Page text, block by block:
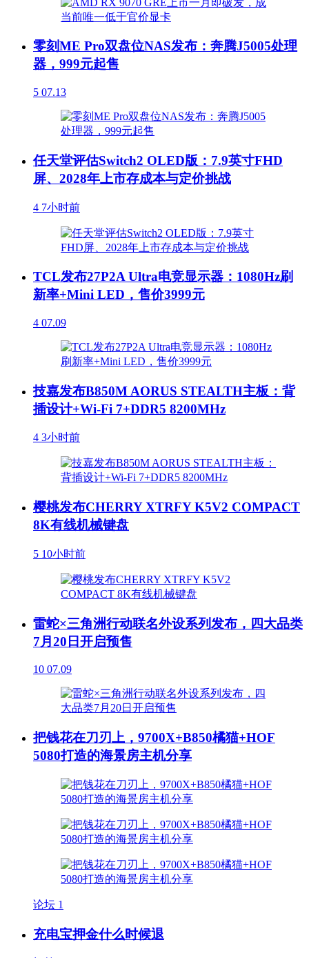
零刻ME Pro双盘位NAS发布：奔腾J5005处理
器，999元起售
5 07.13
任天堂评估Switch2 OLED版：7.9英寸FHD
屏、2028年上市存成本与定价挑战
4 7小时前
TCL发布27P2A Ultra电竞显示器：1080Hz刷
新率+Mini LED，售价3999元
4 07.09
技嘉发布B850M AORUS STEALTH主板：背
插设计+Wi-Fi 7+DDR5 8200MHz
4 3小时前
樱桃发布CHERRY XTRFY K5V2 COMPACT
8K有线机械键盘
5 10小时前
雷蛇×三角洲行动联名外设系列发布，四大品类
7月20日开启预售
10 07.09
把钱花在刀刃上，9700X+B850橘猫+HOF
5080打造的海景房主机分享
论坛 1
充电宝押金什么时候退